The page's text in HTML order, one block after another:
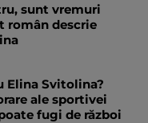
sunt vremuri
român descrie
Elina Svitolina?
ale sportivei
fugi de război